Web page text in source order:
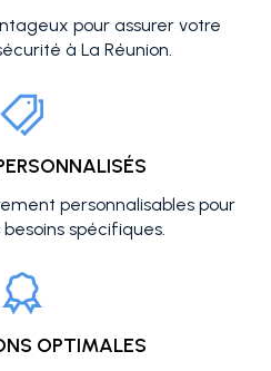
pour assurer votre
à La Réunion.
personnalisables pour
spécifiques.
OPTIMALES